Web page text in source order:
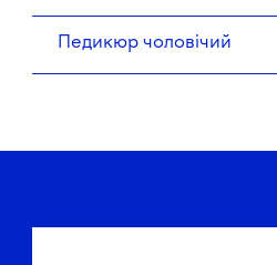
Педикюр чоловічий